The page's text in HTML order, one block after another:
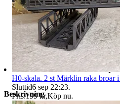
Beskrivning
H0-skala. 2 st Märklin raka broar
Sluttid6 sep 22:23.
Pris:199 kr,Köp nu.